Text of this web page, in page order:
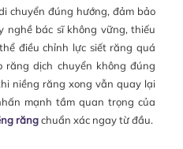
chuyển đúng hướng, đảm bảo
nghề bác sĩ không vững, thiếu
điều chỉnh lực siết răng quá
răng dịch chuyển không đúng
niềng răng xong vẫn quay lại
mạnh tầm quan trọng của
răngchuẩn xác ngay từ đầu.